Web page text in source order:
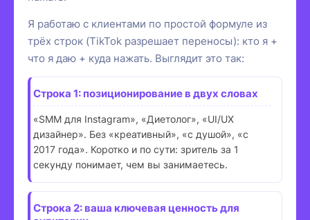
Я работаю с клиентами по простой формуле из
трёх строк (TikTok разрешает переносы): кто я +
что я даю + куда нажать. Выглядит это так:
Строка 1: позиционирование в двух словах
«SMM для Instagram», «Диетолог», «UI/UX
дизайнер». Без «креативный», «с душой», «с
2017 года». Коротко и по сути: зритель за 1
секунду понимает, чем вы занимаетесь.
Строка 2: ваша ключевая ценность для